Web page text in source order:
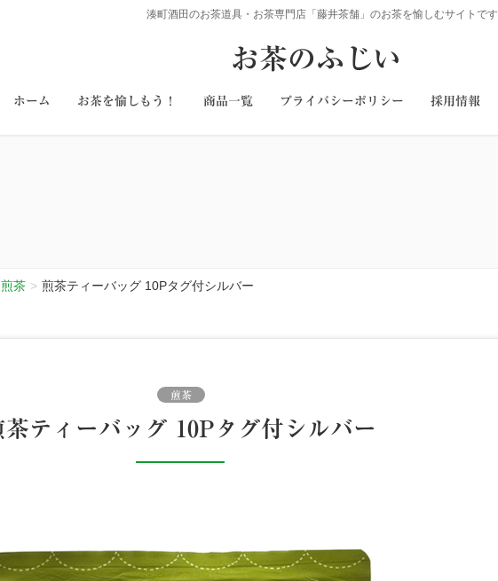
湊町酒田のお茶道具・お茶専門店「藤井茶舗」のお茶を愉しむサイトです
お茶のふじい
ホーム お茶を愉しもう！ 商品一覧 プライバシーポリシー 採用情報
煎茶 煎茶ティーバッグ 10Pタグ付シルバー
煎茶
煎茶ティーバッグ 10Pタグ付シルバー